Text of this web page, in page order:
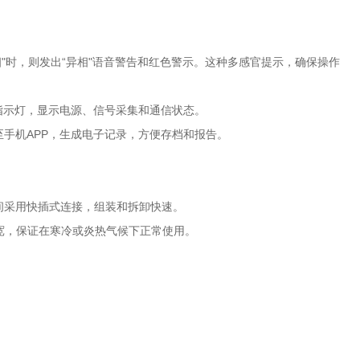
，则发出“异相"语音警告和红色警示。这种多感官提示，确保操作
灯，显示电源、信号采集和通信状态。
机APP，生成电子记录，方便存档和报告。
用快插式连接，组装和拆卸快速。
保证在寒冷或炎热气候下正常使用。